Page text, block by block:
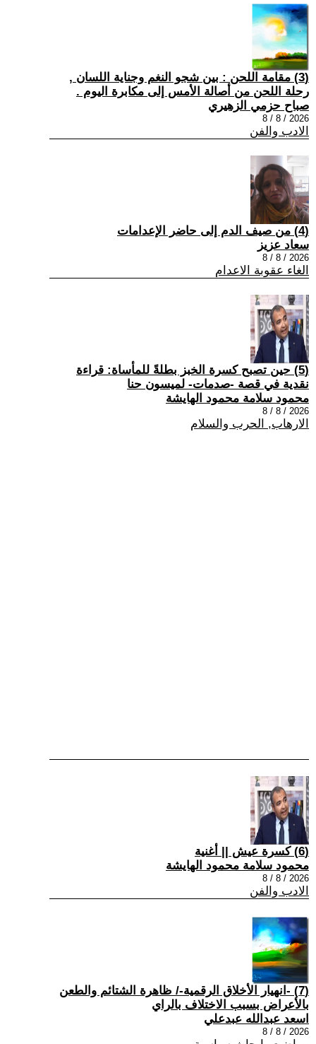
(3) مقامة اللحن : بين شجو النغم وجناية اللسان ,
رحلة اللحن من أصالة الأمس إلى مكابرة اليوم .
صباح حزمي الزهيري
2026 / 8 / 8
الادب والفن
(4) من صيف الدم إلى حاضر الإعدامات
سعاد عزيز
2026 / 8 / 8
الغاء عقوبة الاعدام
(5) حين تصبح كسرة الخبز بطلةً للمأساة: قراءة
نقدية في قصة -صدمات- لميسون حنا
محمود سلامة محمود الهايشة
2026 / 8 / 8
الارهاب, الحرب والسلام
(6) كسرة عيش || أغنية
محمود سلامة محمود الهايشة
2026 / 8 / 8
الادب والفن
(7) -انهيار الأخلاق الرقمية-/ ظاهرة الشتائم والطعن
بالأعراض بسبب الاختلاف بالراي
اسعد عبدالله عبدعلي
2026 / 8 / 8